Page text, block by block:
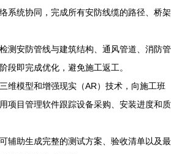
系统协同，完成所有安防线缆的路径、桥架
测安防管线与建筑结构、通风管道、消防管
段即完成优化，避免施工返工。
三维模型和增强现实（AR）技术，向施工班
项目管理软件跟踪设备采购、安装进度和质
可辅助生成完整的测试方案、验收清单以及最